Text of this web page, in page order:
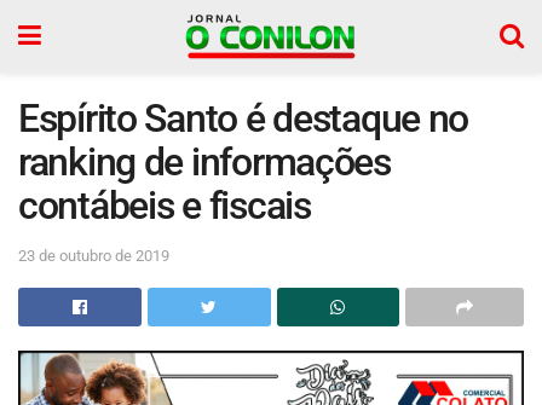
Espírito Santo é destaque no
ranking de informações
contábeis e fiscais
23 de outubro de 2019